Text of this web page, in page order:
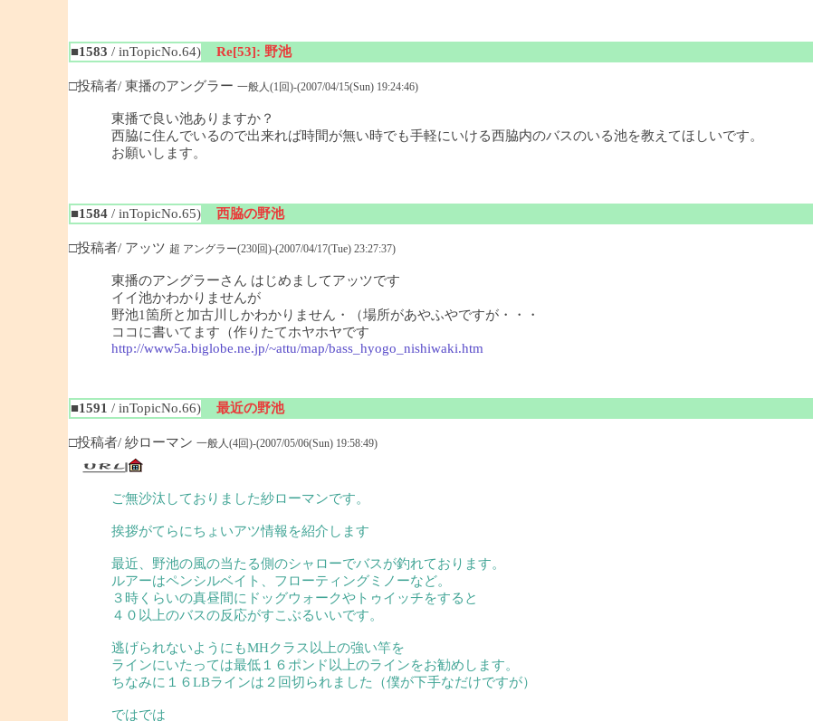
■1583 / inTopicNo.64)
Re[53]: 野池
□投稿者/ 東播のアングラー 一般人(1回)-(2007/04/15(Sun) 19:24:46)
東播で良い池ありますか？
西脇に住んでいるので出来れば時間が無い時でも手軽にいける西脇内のバスのいる池を教えてほしいです。
お願いします。
■1584/ inTopicNo.65)
西脇の野池
□投稿者/ アッツ 超 アングラー(230回)-(2007/04/17(Tue) 23:27:37)
東播のアングラーさん はじめましてアッツです
イイ池かわかりませんが
野池1箇所と加古川しかわかりません・（場所があやふやですが・・・
ココに書いてます（作りたてホヤホヤです
http://www5a.biglobe.ne.jp/~attu/map/bass_hyogo_nishiwaki.htm
■1591 / inTopicNo.66)
最近の野池
□投稿者/ 紗ローマン 一般人(4回)-(2007/05/06(Sun) 19:58:49)
ご無沙汰しておりました紗ローマンです。
挨拶がてらにちょいアツ情報を紹介します
最近、野池の風の当たる側のシャローでバスが釣れております。
ルアーはペンシルベイト、フローティングミノーなど。
３時くらいの真昼間にドッグウォークやトゥイッチをすると
４０以上のバスの反応がすこぶるいいです。
逃げられないようにもMHクラス以上の強い竿を
ラインにいたっては最低１６ポンド以上のラインをお勧めします。
ちなみに１６LBラインは２回切られました（僕が下手なだけですが）
ではでは